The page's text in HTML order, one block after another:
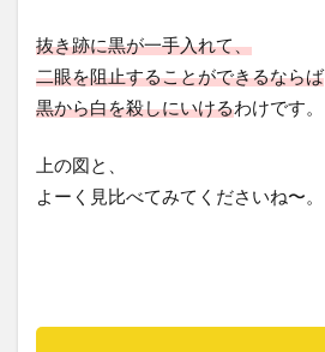
抜き跡に黒が一手入れて、
二眼を阻止することができるならば
黒から白を殺しにいけるわけです。
上の図と、
よーく見比べてみてくださいね〜。